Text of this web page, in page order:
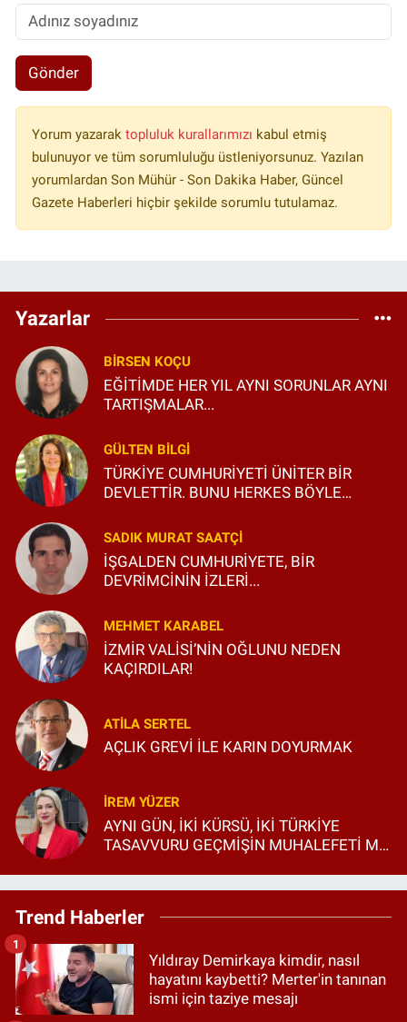
Gönder
Yorum yazarak topluluk kurallarımızı kabul etmiş
bulunuyor ve tüm sorumluluğu üstleniyorsunuz. Yazılan
yorumlardan Son Mühür - Son Dakika Haber, Güncel
Gazete Haberleri hiçbir şekilde sorumlu tutulamaz.
Yazarlar
BIRSEN KOÇU
EĞİTİMDE HER YIL AYNI SORUNLAR AYNI
TARTIŞMALAR...
GÜLTEN BILGI
TÜRKİYE CUMHURİYETİ ÜNİTER BİR
DEVLETTİR. BUNU HERKES BÖYLE
SADIK MURAT SAATÇI
İŞGALDEN CUMHURİYETE, BİR
DEVRİMCİNİN İZLERİ...
MEHMET KARABEL
İZMİR VALİSİ’NİN OĞLUNU NEDEN
KAÇIRDILAR!
ATILA SERTEL
AÇLIK GREVİ İLE KARIN DOYURMAK
İREM YÜZER
AYNI GÜN, İKİ KÜRSÜ, İKİ TÜRKİYE
TASAVVURU GEÇMİŞİN MUHALEFETİ Mİ,
Trend Haberler
Yıldıray Demirkaya kimdir, nasıl
hayatını kaybetti? Merter'in tanınan
ismi için taziye mesajı
1